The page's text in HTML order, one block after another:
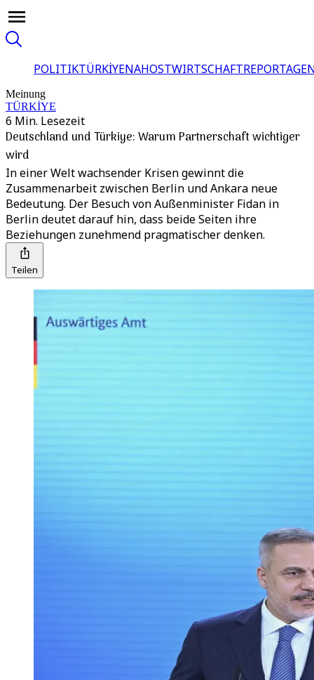
POLITIKTÜRKİYENAHOSTWIRTSCHAFT
Meinung
TÜRKİYE
6 Min. Lesezeit
Deutschland und Türkiye: Warum Partnerschaft wichtiger
wird
In einer Welt wachsender Krisen gewinnt die
Zusammenarbeit zwischen Berlin und Ankara neue
Bedeutung. Der Besuch von Außenminister Fidan in
Berlin deutet darauf hin, dass beide Seiten ihre
Beziehungen zunehmend pragmatischer denken.
Teilen